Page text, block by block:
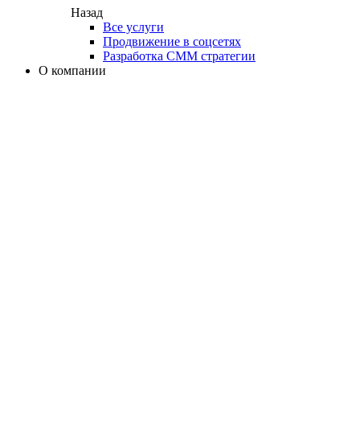
Назад
Все услуги
Продвижение в соцсетях
Разработка СММ стратегии
О компании